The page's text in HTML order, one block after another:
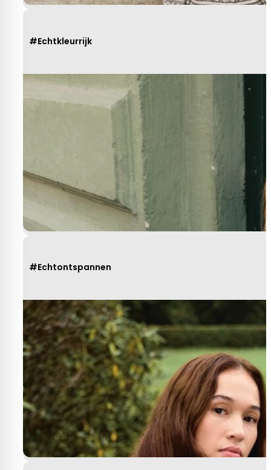
Heel behulpzaam, goede service mooie
produkten!
Yvonne Claessen
#Echtkleurrijk
#Echtontspannen